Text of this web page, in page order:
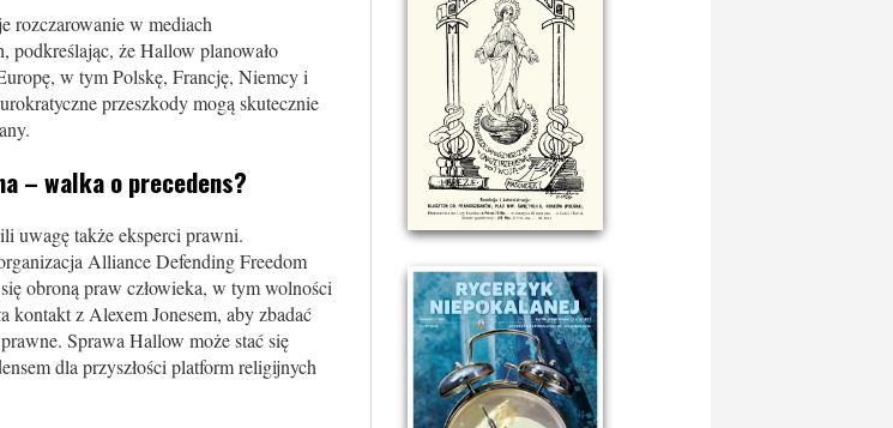
rozczarowanie w mediach
podkreślając, że Hallow planowało
w tym Polskę, Francję, Niemcy i
przeszkody mogą skutecznie
– walka o precedens?
uwagę także eksperci prawni.
Alliance Defending Freedom
obroną praw człowieka, w tym wolności
kontakt z Alexem Jonesem, aby zbadać
Sprawa Hallow może stać się
dla przyszłości platform religijnych